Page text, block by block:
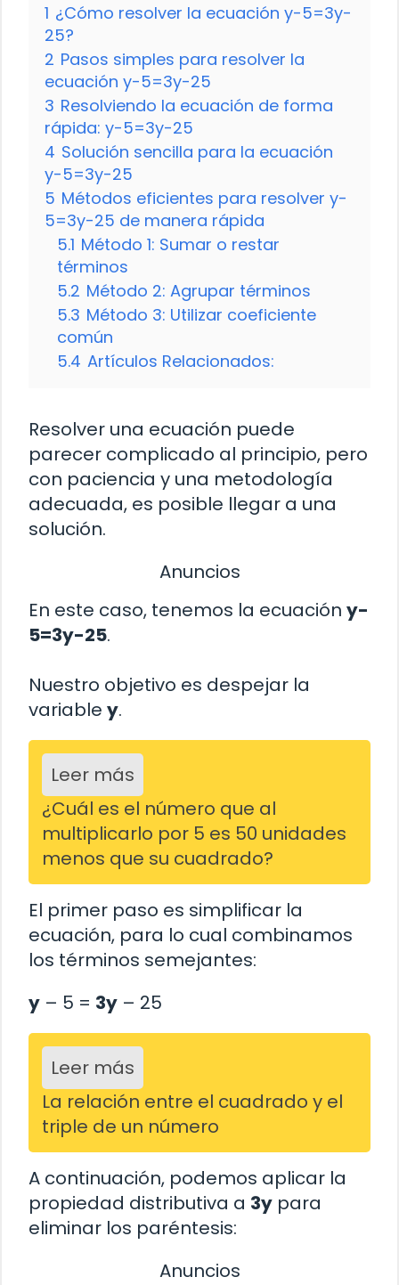
1 ¿Cómo resolver la ecuación y-5=3y-
25?
2 Pasos simples para resolver la
ecuación y-5=3y-25
3 Resolviendo la ecuación de forma
rápida: y-5=3y-25
4 Solución sencilla para la ecuación
y-5=3y-25
5 Métodos eficientes para resolver y-
5=3y-25 de manera rápida
5.1 Método 1: Sumar o restar
términos
5.2 Método 2: Agrupar términos
5.3 Método 3: Utilizar coeficiente
común
5.4 Artículos Relacionados:
Resolver una ecuación puede
parecer complicado al principio, pero
con paciencia y una metodología
adecuada, es posible llegar a una
solución.
Anuncios
En este caso, tenemos la ecuación y-
5=3y-25.
Nuestro objetivo es despejar la
variable y.
Leer más
¿Cuál es el número que al
multiplicarlo por 5 es 50 unidades
menos que su cuadrado?
El primer paso es simplificar la
ecuación, para lo cual combinamos
los términos semejantes:
y – 5 = 3y – 25
Leer más
La relación entre el cuadrado y el
triple de un número
A continuación, podemos aplicar la
propiedad distributiva a 3y para
eliminar los paréntesis:
Anuncios